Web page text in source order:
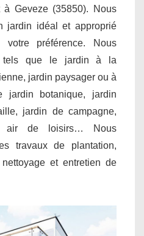
à Geveze (35850). Nous
jardin idéal et approprié
préférence. Nous
tels que le jardin à la
jardin paysager ou à
jardin botanique, jardin
jardin de campagne,
air de loisirs… Nous
travaux de plantation,
et entretien de